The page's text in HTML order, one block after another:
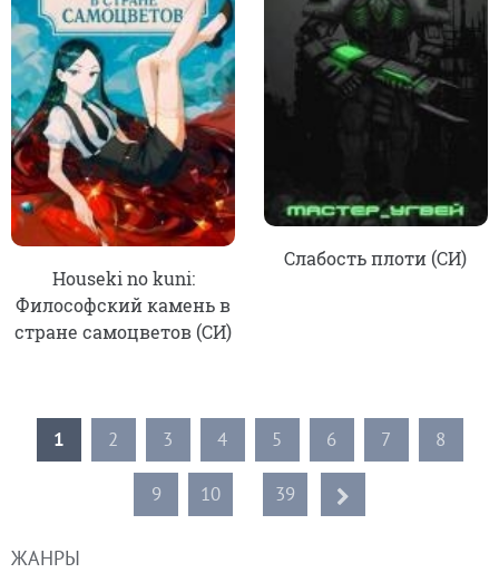
Houseki no kuni:
Философский камень в
стране самоцветов (СИ)
Слабость плоти (СИ)
1 2 3 4 5 6 7 8
9 10 39
ЖАНРЫ